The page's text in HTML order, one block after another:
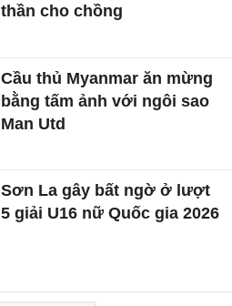
thần cho chồng
Cầu thủ Myanmar ăn mừng
bằng tấm ảnh với ngôi sao
Man Utd
Sơn La gây bất ngờ ở lượt
5 giải U16 nữ Quốc gia 2026